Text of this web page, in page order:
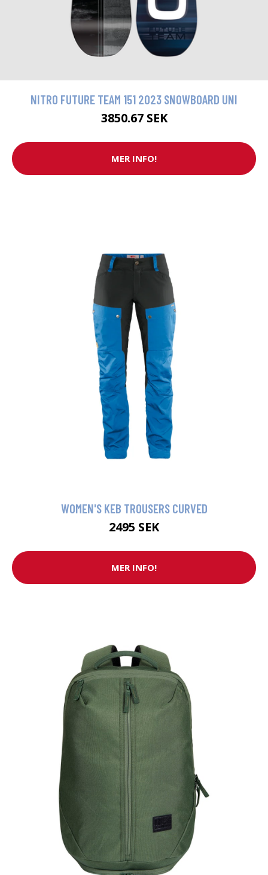
NITRO FUTURE TEAM 151 2023 SNOWBOARD UNI
3850.67 SEK
MER INFO!
WOMEN'S KEB TROUSERS CURVED
2495 SEK
MER INFO!